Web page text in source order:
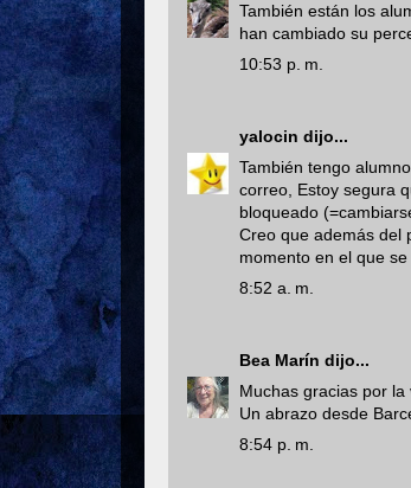
También están los
han cambiado su
10:53 p. m.
yalocin dijo...
También tengo
correo, Estoy segura
bloqueado
Creo que además del
momento en el que
8:52 a. m.
Bea Marín dijo...
Muchas gracias por la
Un abrazo desde
8:54 p. m.